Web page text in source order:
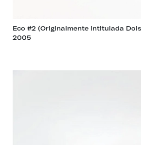
Eco #2 (Originalmente intitulada
2005